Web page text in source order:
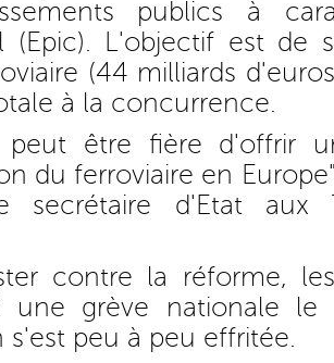
publics à
(Epic). L'objectif est de
(44 milliards
à la concurrence.
peut être fière d'offrir
du ferroviaire en
d'Etat aux
contre la réforme,
une grève nationale
s'est peu à peu effritée.